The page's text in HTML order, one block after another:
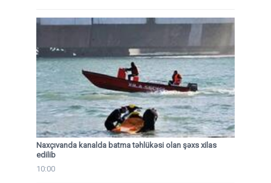
Naxçıvanda kanalda batma təhlükəsi olan şəxs xilas
edilib
10:00